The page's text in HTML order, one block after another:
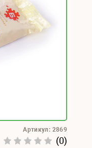
(0)
Артикул: 2869